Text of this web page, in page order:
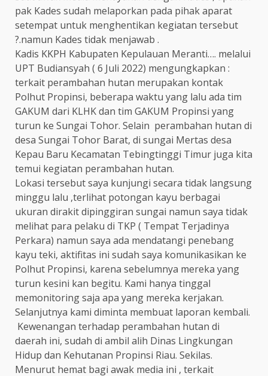
pak Kades sudah melaporkan pada pihak aparat
setempat untuk menghentikan kegiatan tersebut
?.namun Kades tidak menjawab .
Kadis KKPH Kabupaten Kepulauan Meranti…. melalui
UPT Budiansyah ( 6 Juli 2022) mengungkapkan :
terkait perambahan hutan merupakan kontak
Polhut Propinsi, beberapa waktu yang lalu ada tim
GAKUM dari KLHK dan tim GAKUM Propinsi yang
turun ke Sungai Tohor. Selain perambahan hutan di
desa Sungai Tohor Barat, di sungai Mertas desa
Kepau Baru Kecamatan Tebingtinggi Timur juga kita
temui kegiatan perambahan hutan.
Lokasi tersebut saya kunjungi secara tidak langsung
minggu lalu ,terlihat potongan kayu berbagai
ukuran dirakit dipinggiran sungai namun saya tidak
melihat para pelaku di TKP ( Tempat Terjadinya
Perkara) namun saya ada mendatangi penebang
kayu teki, aktifitas ini sudah saya komunikasikan ke
Polhut Propinsi, karena sebelumnya mereka yang
turun kesini kan begitu. Kami hanya tinggal
memonitoring saja apa yang mereka kerjakan.
Selanjutnya kami diminta membuat laporan kembali.
Kewenangan terhadap perambahan hutan di
daerah ini, sudah di ambil alih Dinas Lingkungan
Hidup dan Kehutanan Propinsi Riau. Sekilas.
Menurut hemat bagi awak media ini , terkait